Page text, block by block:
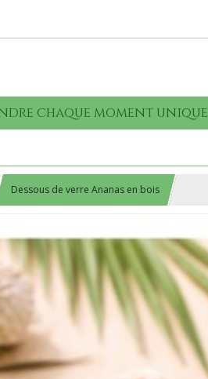
chaque moment unique
Dessous de verre Ananas en bois